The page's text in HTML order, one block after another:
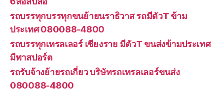
รถบรรทุกบรรทุกขนย้ายนราธิวาส รถมีตัวT ข้าม
ประเทศ 080088-4800
รถบรรทุกเทรลเลอร์ เชียงราย มีตัวT ขนส่งข้ามประเทศ
มีพาสปอร์ต
รถรับจ้างย้ายรถเกี่ยว บริษัทรถเทรลเลอร์ขนส่ง
080088-4800